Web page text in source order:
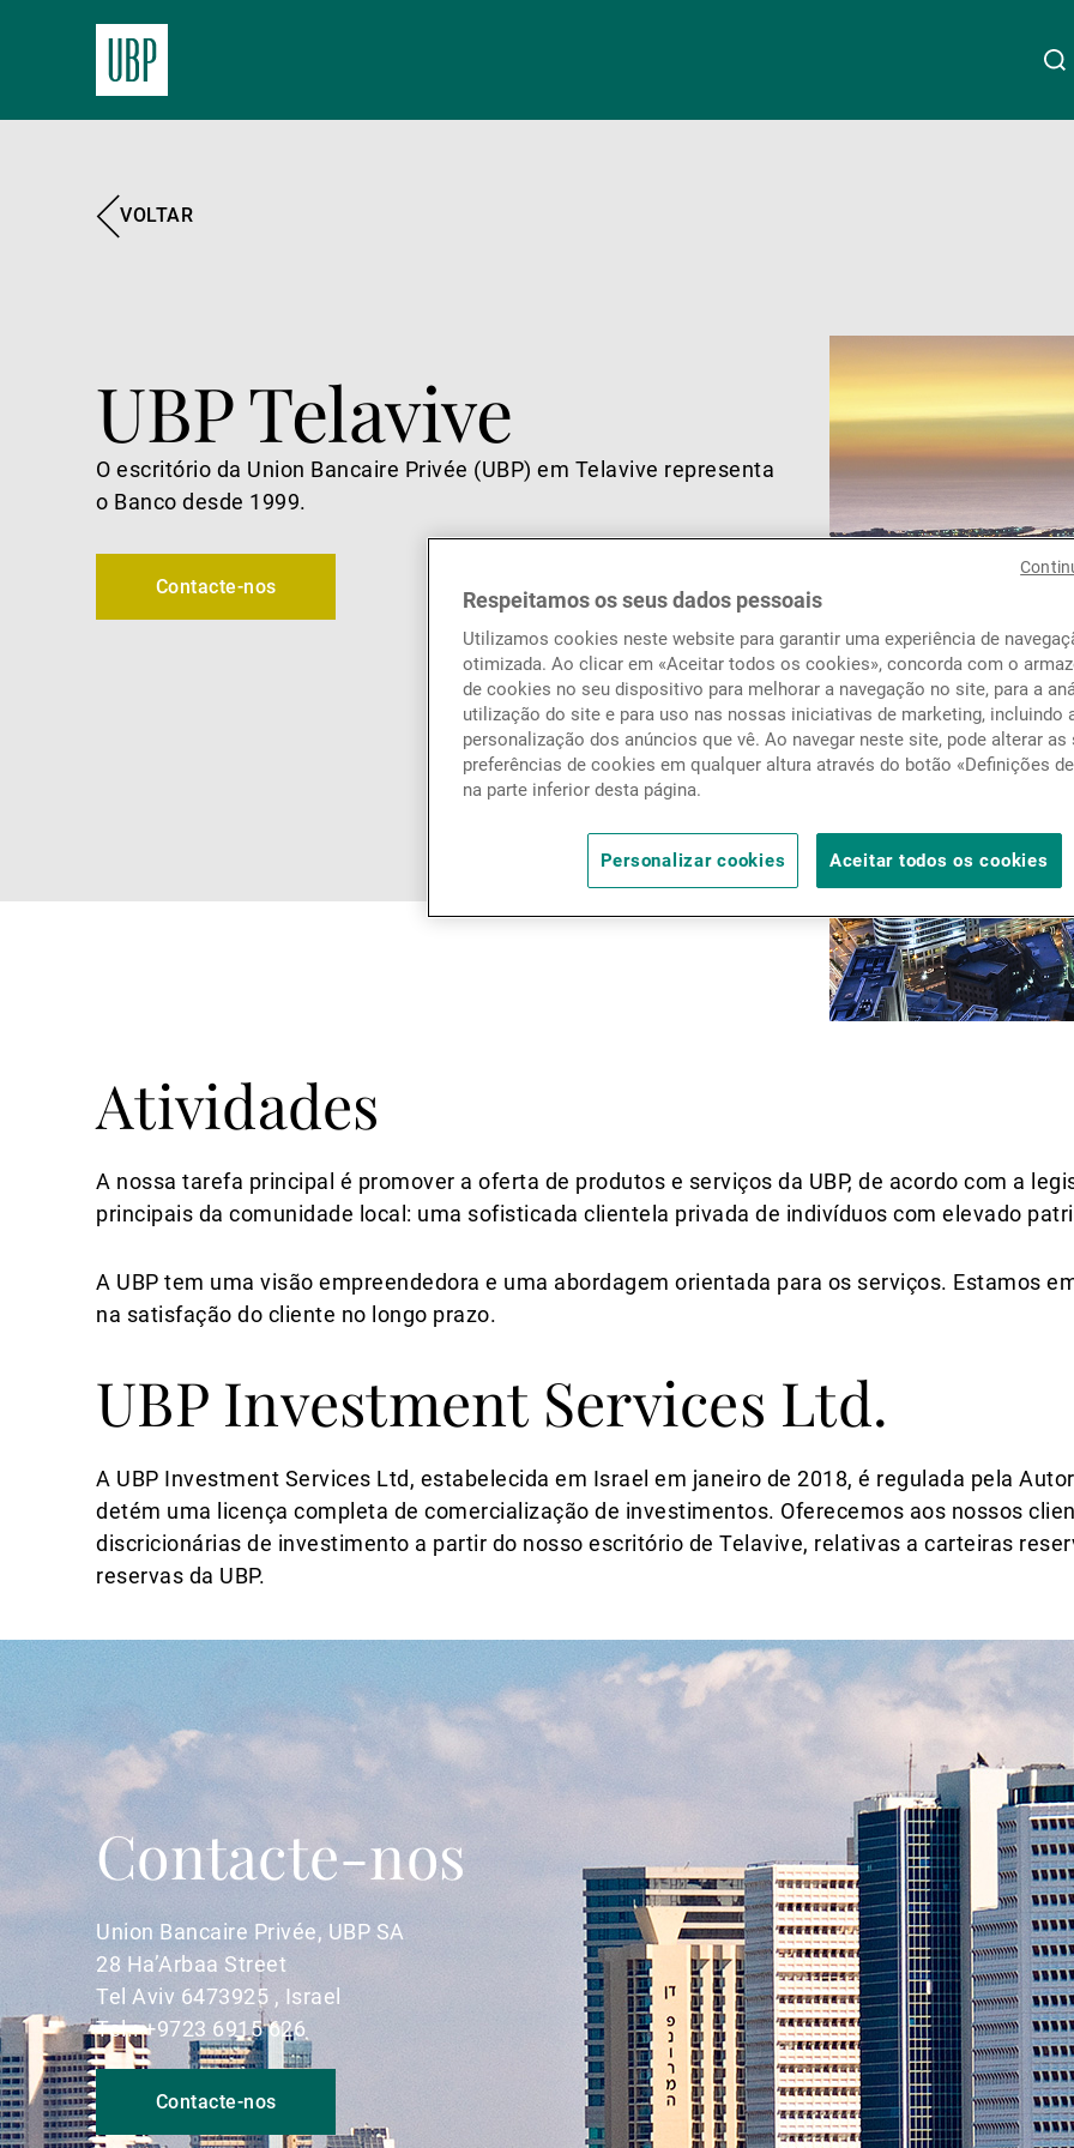
Gestores de ativos externos
Contactos
VOLTAR
UBP Telavive
O escritório da Union Bancaire Privée (UBP) em Telavive representa
o Banco desde 1999.
Contacte-nos
Atividades
A nossa tarefa principal é promover a oferta de produtos e serviços da UBP, de acordo com a
principais da comunidade local: uma sofisticada clientela privada de indivíduos com elevado
A UBP tem uma visão empreendedora e uma abordagem orientada para os serviços. Estamos
na satisfação do cliente no longo prazo.
UBP Investment Services Ltd.
A UBP Investment Services Ltd, estabelecida em Israel em janeiro de 2018, é regulada pela
detém uma licença completa de comercialização de investimentos. Oferecemos aos nossos
discricionárias de investimento a partir do nosso escritório de Telavive, relativas a carteiras
reservas da UBP.
Contacte-nos
Union Bancaire Privée, UBP SA
28 Ha’Arbaa Street
Tel Aviv 6473925 , Israel
Tel.: +9723 6915 626
Contacte-nos
Respeitamos os seus dados pessoais
Utilizamos cookies neste website para garantir uma experiência de
otimizada. Ao clicar em «Aceitar todos os cookies», concorda com o
de cookies no seu dispositivo para melhorar a navegação no site, para a
utilização do site e para uso nas nossas iniciativas de marketing, incluindo
personalização dos anúncios que vê. Ao navegar neste site, pode alterar as
preferências de cookies em qualquer altura através do botão «Definições
na parte inferior desta página.
Personalizar cookies Aceitar todos os cookies